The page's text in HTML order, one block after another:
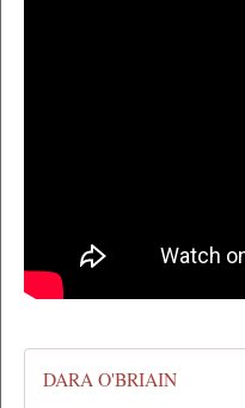
DARA O'BRIAIN